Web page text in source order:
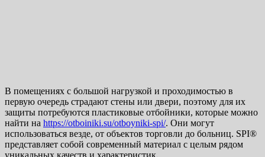
В помещениях с большой нагрузкой и проходимостью в
первую очередь страдают стены или двери, поэтому для их
защиты потребуются пластиковые отбойники, которые можно
найти на https://otboiniki.su/otboyniki-spi/. Они могут
использоваться везде, от объектов торговли до больниц. SPI®
представляет собой современный материал с целым рядом
уникальных качеств и характеристик.